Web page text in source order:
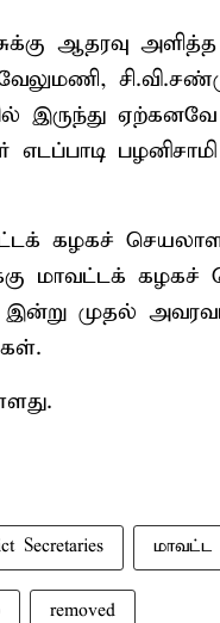
ஆதரவு அளித்த
இருந்து ஏற்கனவே
கழகச்
மாவட்டக் கழகச்
முதல் அவரவர்
Secretaries
removed